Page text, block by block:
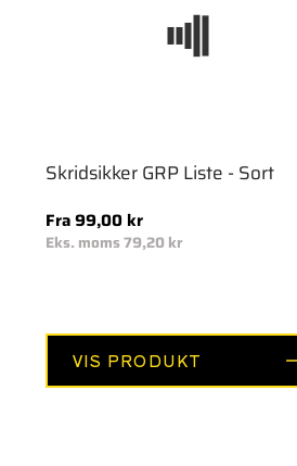
Skridsikker GRP Liste - Sort
Normal
pris
Fra 99,00 kr
Eks. moms 79,20 kr
VIS PRODUKT